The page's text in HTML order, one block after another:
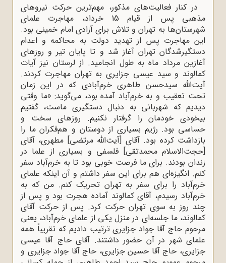
در کنار فعالیت‌های مذکور، مهم‌ترین حرکت نیروهای
مذهبی پس از قیام 15 خرداد، مهاجرت علمای
شهرستان‌ها به تهران و تلاش برای آزادی امام خمینی بود.
این مهاجرت پس از تهدید دولت به محاکمه و اعدام
دستگیرشدگان تهران آغاز شد و تا پایان تیر و روزهای
آغازین مرداد ماه به طول انجامید. از لرستان نیز آیات
کمالوند و سید عیسی جزایری به تهران مهاجرت کردند.
آیت‌الله سیدحسن طاهری خرم‌آبادی که در این زمان
تحت تعقیب و به خرم‌آباد آمده بود، می‌گوید: «ما وقتی
دیدیم که شهربانی به دنبال دستگیری ماست، گفتیم
بیخودی خودمان را گرفتار نکنیم. روزهای سخت و
حساسی بود. رژیم بسیاری از دوستان و هم‌فکران ما را
بازداشت کرده بود. آقای [آیت‌الله مرتضی] مطهری، آقای
[حجت‌الاسلام محمدتقی] فلسفی و بسیاری از علما در
زندان بودند. برای ما فرصت خوبی بود تا به خرم‌آباد سفر
کنم. انگیزه‌ای هم برای این سفر داشتم و آن اینکه علمای
خرم‌آباد را برای سفر به تهران تحریک کنم. من که به
خرم‌آباد رسیدم، آقای کمالوند آماده هجرت بود و پس از
چند روز به سوی تهران حرکت کرد. پس از حرکت آقای
کمالوند، ما جلسه‌ای در منزل یکی از علمای خرم‌آباد، یعنی
مرحوم حاج آقا جواد جزایری ترتیب دادیم که تقریباً همه
علمای شهر در آن حضور داشتند. آقای حاج آقا عیسی
جزایری، حاج آقا حسین جزایری، حاج آقا جواد جزایری و